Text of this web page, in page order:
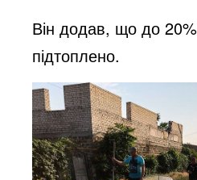
Він додав, що до
підтоплено.